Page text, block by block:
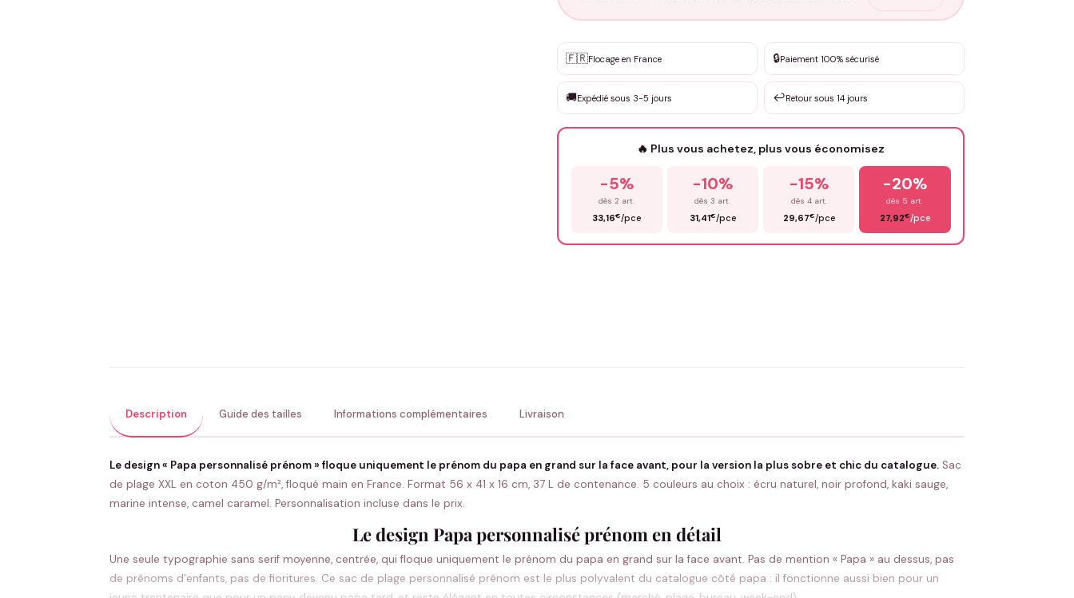
✨ Personnalisation sur mesure
DEVIS GRATUIT · Personnalisation de 3 à 10€ selon la demande
Que souhaitez-vous ?
🇫🇷Flocage en France 🔒Paiement 100% sécurisé
🚚Expédié sous 3-5 jours ↩️Retour sous 14 jours
🔥 Plus vous achetez, plus vous économisez
-5%
dès 2 art.
33,16€/pce
-10%
dès 3 art.
31,41€/pce
-15%
dès 4 art.
29,67€/pce
-20%
dès 5 art.
27,92€/pce
Description Guide des tailles Informations complémentaires Livraison
Le design « Papa personnalisé prénom » floque uniquement le prénom du papa en grand sur la face avant, pour la version la plus sobre et chic du catalogue. Sac
de plage XXL en coton 450 g/m², floqué main en France. Format 56 x 41 x 16 cm, 37 L de contenance. 5 couleurs au choix : écru naturel, noir profond, kaki sauge,
marine intense, camel caramel. Personnalisation incluse dans le prix.
Le design Papa personnalisé prénom en détail
Une seule typographie sans serif moyenne, centrée, qui floque uniquement le prénom du papa en grand sur la face avant. Pas de mention « Papa » au dessus, pas
de prénoms d’enfants, pas de fioritures. Ce sac de plage personnalisé prénom est le plus polyvalent du catalogue côté papa : il fonctionne aussi bien pour un